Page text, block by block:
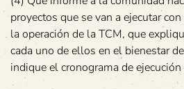
proyectos que se van a ejecutar
la operación de la TCM, que
cada uno de ellos en el bienestar
indique el cronograma de